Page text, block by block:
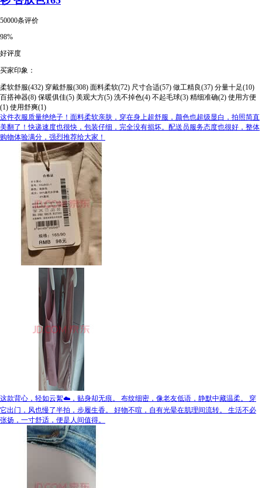
50000条评价
98%
好评度
买家印象：
柔软舒服(432) 穿戴舒服(308) 面料柔软(72) 尺寸合适(57) 做工精良(37) 分量十足(10)
百搭神器(8) 保暖俱佳(5) 美观大方(5) 洗不掉色(4) 不起毛球(3) 精细准确(2) 使用方便
(1) 使用舒爽(1)
这件衣服质量绝绝子！面料柔软亲肤，穿在身上超舒服，颜色也超级显白，拍照简直
美翻了！快递速度也很快，包装仔细，完全没有损坏。配送员服务态度也很好，整体
购物体验满分，强烈推荐给大家！
这款背心，轻如云絮☁️，贴身却无痕。 布纹细密，像老友低语，静默中藏温柔。 穿
它出门，风也慢了半拍，步履生香。 好物不喧，自有光晕在肌理间流转。 生活不必
张扬，一寸舒适，便是人间值得。